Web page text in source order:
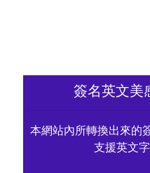
簽名英文美
本網站內所轉換出來的
支援英文